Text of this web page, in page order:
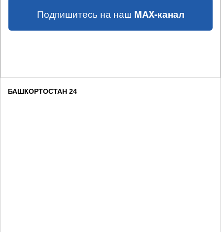
Подпишитесь на наш MAX-канал
БАШКОРТОСТАН 24